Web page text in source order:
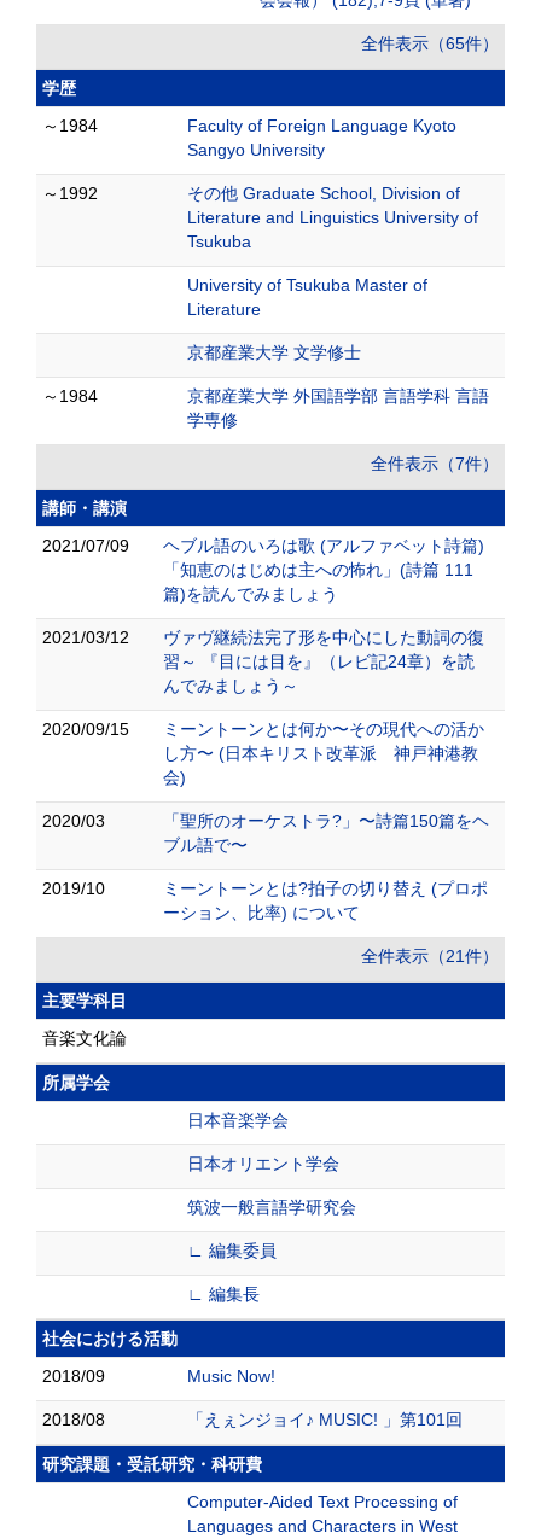
全件表示（65件）
学歴
～1984
Faculty of Foreign Language Kyoto
Sangyo University
～1992
その他 Graduate School, Division of
Literature and Linguistics University of
Tsukuba
University of Tsukuba Master of
Literature
京都産業大学 文学修士
～1984
京都産業大学 外国語学部 言語学科 言語
学専修
全件表示（7件）
講師・講演
2021/07/09
ヘブル語のいろは歌 (アルファベット詩篇)
「知恵のはじめは主への怖れ」(詩篇 111
篇)を読んでみましょう
2021/03/12
ヴァヴ継続法完了形を中心にした動詞の復
習～ 『目には目を』（レビ記24章）を読
んでみましょう～
2020/09/15
ミーントーンとは何か〜その現代への活か
し方〜 (日本キリスト改革派 神戸神港教
会)
2020/03
「聖所のオーケストラ?」〜詩篇150篇をヘ
ブル語で〜
2019/10
ミーントーンとは?拍子の切り替え (プロポ
ーション、比率) について
全件表示（21件）
主要学科目
音楽文化論
所属学会
日本音楽学会
日本オリエント学会
筑波一般言語学研究会
∟ 編集委員
∟ 編集長
社会における活動
2018/09
Music Now!
2018/08 「えぇンジョイ♪ MUSIC! 」第101回
研究課題・受託研究・科研費
Computer-Aided Text Processing of
Languages and Characters in West